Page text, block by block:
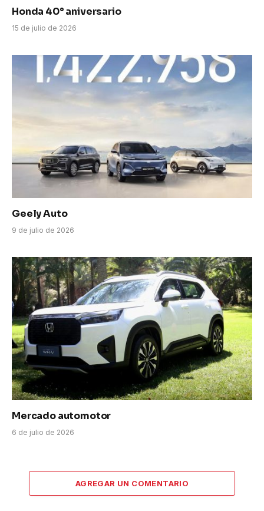
Honda 40° aniversario
15 de julio de 2026
Geely Auto
9 de julio de 2026
Mercado automotor
6 de julio de 2026
AGREGAR UN COMENTARIO